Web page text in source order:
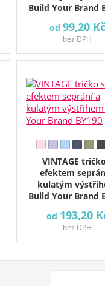
Build Your Brand
od 99,20 Kč
bez DPH
VINTAGE
efektem
kulatým
Build Your Brand
od 193,20
bez DPH